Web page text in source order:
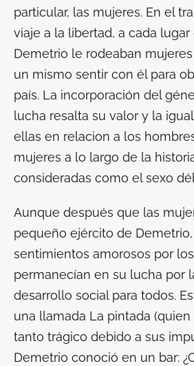
particular, las mujeres. En el
viaje a la libertad, a cada
Demetrio le rodeaban
un mismo sentir con él para
país. La incorporación del
lucha resalta su valor y la
ellas en relacion a los
mujeres a lo largo de la
consideradas como el sexo
Aunque después que las
pequeño ejército de
sentimientos amorosos por
permanecían en su lucha por
desarrollo social para todos.
una llamada La pintada
tanto trágico debido a sus
Demetrio conoció en un bar: